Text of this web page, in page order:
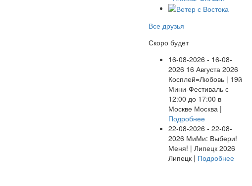
Все друзья
Скоро будет
16-08-2026 - 16-08-
2026 16 Августа 2026
Косплей=Любовь | 19й
Мини-Фестиваль с
12:00 до 17:00 в
Москве Москва |
Подробнее
22-08-2026 - 22-08-
2026 МиМи: Выбери!
Меня! | Липецк 2026
Липецк | Подробнее